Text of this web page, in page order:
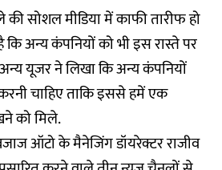
सोशल मीडिया में काफी तारीफ हो
कि अन्य कंपनियों को भी इस रास्ते पर
यूजर ने लिखा कि अन्य कंपनियों
चाहिए ताकि इससे हमें एक
को मिले.
ऑटो के मैनेजिंग डॉयरेक्टर राजीव